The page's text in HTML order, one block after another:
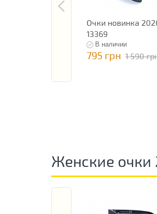
Очки новинка
13369
В наличии
795 грн 1 590
Женские очки